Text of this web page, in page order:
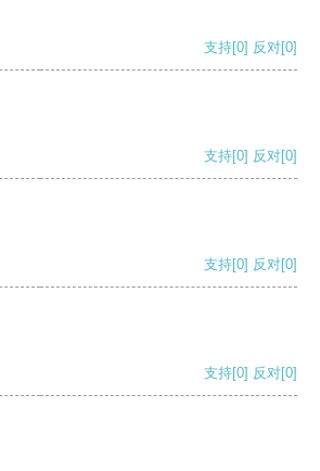
支持[0] 反对[0]
支持[0] 反对[0]
支持[0] 反对[0]
支持[0] 反对[0]